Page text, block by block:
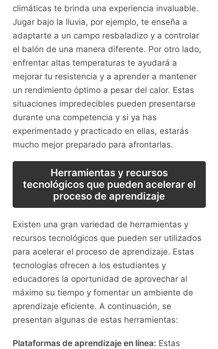
climáticas ‌te ‌brinda una experiencia invaluable.
Jugar bajo la lluvia, por ejemplo, te enseña a
adaptarte a​ un ⁣campo ⁤resbaladizo y a controlar
el balón de una manera diferente. Por otro ‌lado,
⁤enfrentar altas temperaturas te ayudará a
mejorar tu‌ resistencia y a aprender⁤ a mantener⁣
un rendimiento óptimo ‍a pesar del calor. Estas
situaciones impredecibles ​pueden presentarse
durante‍ una ⁢competencia y ​si ya has
experimentado y practicado en ellas,‌ estarás
mucho ⁤mejor ⁢preparado para afrontarlas.
Herramientas y recursos
tecnológicos que pueden acelerar el
proceso de aprendizaje
Existen una gran variedad de herramientas y
recursos tecnológicos que‍ pueden ser utilizados
para⁣ acelerar ​el proceso de ‍aprendizaje. Estas
tecnologías ofrecen a los‍ estudiantes y
educadores la oportunidad de aprovechar al
máximo ⁢su tiempo y fomentar un ambiente de
aprendizaje eficiente. A continuación, se
presentan​ algunas de estas herramientas:
Plataformas de aprendizaje en línea: Estas